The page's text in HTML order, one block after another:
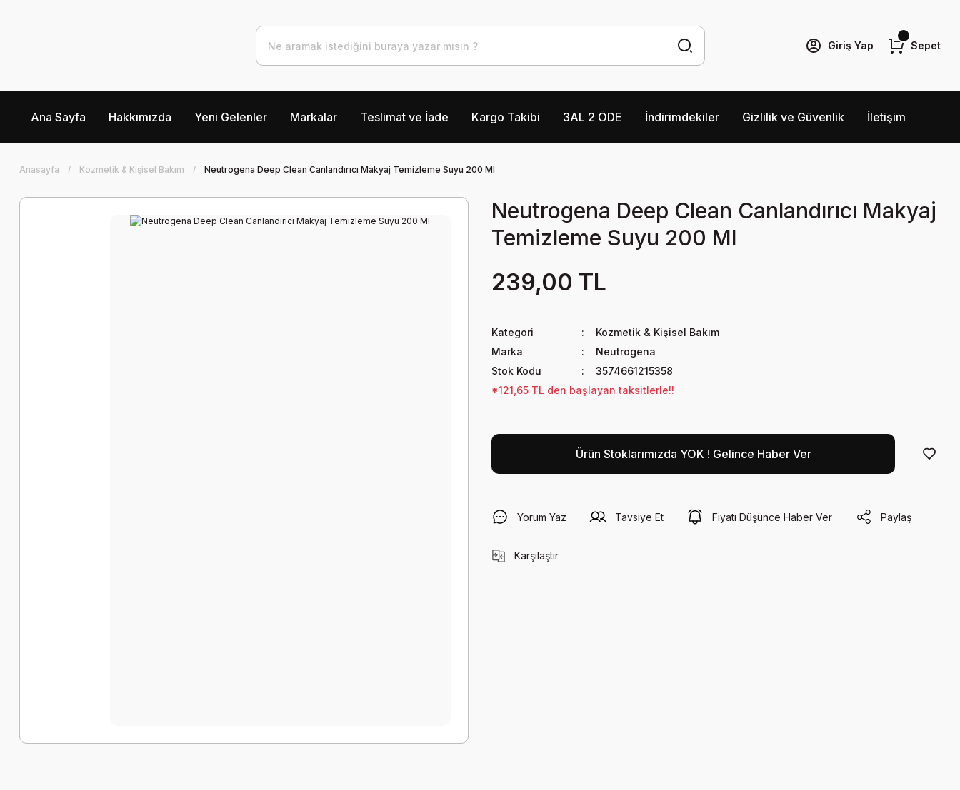
Giriş Yap Sepet
Ana Sayfa Hakkımızda Yeni Gelenler Markalar Teslimat ve İade Kargo Takibi 3AL 2 ÖDE İndirimdekiler Gizlilik ve Güvenlik İletişim
Anasayfa Kozmetik & Kişisel Bakım Neutrogena Deep Clean Canlandırıcı Makyaj Temizleme Suyu 200 Ml
Neutrogena Deep Clean Canlandırıcı Makyaj
Temizleme Suyu 200 Ml
239,00 TL
Kategori
Kozmetik & Kişisel Bakım
Marka
Neutrogena
Stok Kodu
3574661215358
*121,65 TL den başlayan taksitlerle!!
Ürün Stoklarımızda YOK ! Gelince Haber Ver
Yorum Yaz Tavsiye Et Fiyatı Düşünce Haber Ver Paylaş
Karşılaştır